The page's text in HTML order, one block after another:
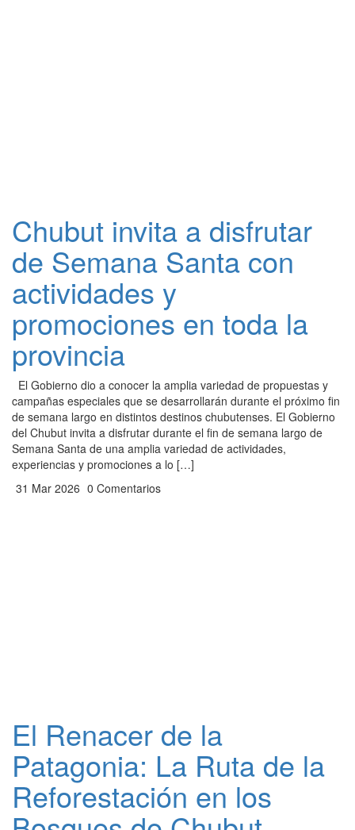
Chubut invita a disfrutar
de Semana Santa con
actividades y
promociones en toda la
provincia
El Gobierno dio a conocer la amplia variedad de propuestas y
campañas especiales que se desarrollarán durante el próximo fin
de semana largo en distintos destinos chubutenses. El Gobierno
del Chubut invita a disfrutar durante el fin de semana largo de
Semana Santa de una amplia variedad de actividades,
experiencias y promociones a lo […]
31 Mar 2026 0 Comentarios
El Renacer de la
Patagonia: La Ruta de la
Reforestación en los